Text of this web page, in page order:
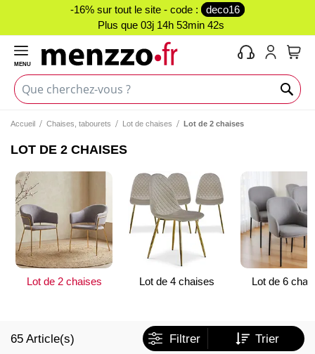
-16% sur tout le site - code :
deco16
Plus que 03j 14h 53min 41s
MENU
Accueil Chaises, tabourets Lot de chaises Lot de 2 chaises
LOT DE 2 CHAISES
Lot de 2 chaises Lot de 4 chaises Lot de 6
65 Article(s) Filtrer Trier